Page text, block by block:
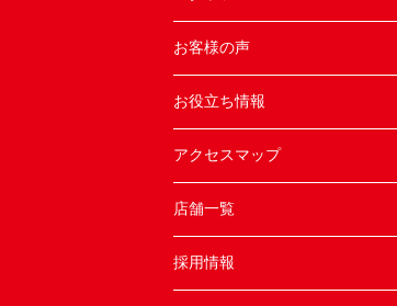
お客様の声
お役立ち情報
アクセスマップ
店舗一覧
採用情報